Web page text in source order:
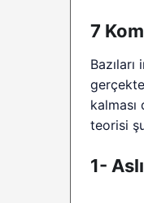
7
teorisi
1-